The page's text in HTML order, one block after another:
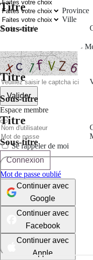
Titre
Sous-titre
Titre
Sous-titre
Titre
Sous-titre
Province
Ville
Valider
Espace membre
Se rappeler de moi
Connexion
Mot de passe oublié
Continuer avec
Google
Continuer avec
Facebook
Continuer avec
Apple